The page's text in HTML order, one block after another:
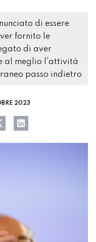
di essere
fornito le
di aver
al meglio l'attività
passo indietro
2023